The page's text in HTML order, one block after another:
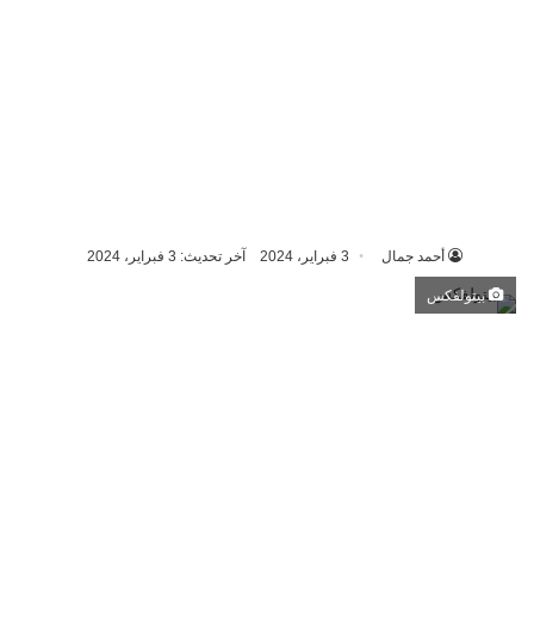
أحمد جمال 3 فبراير، 2024 آخر تحديث: 3 فبراير، 2024
بيتولفكس